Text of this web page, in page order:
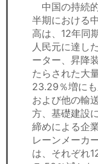
中国の持続
半期における
高は、12年同
人民元に達し
ーター、昇降
たらされた大
23.29％増に
および他の輸
方、基礎建設
締めによる企
レーンメーカ
は、それぞれ